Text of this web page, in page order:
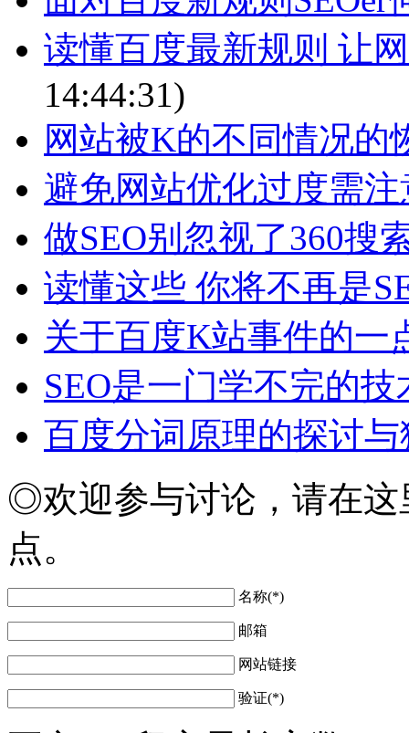
读懂百度最新规则 让
14:44:31)
网站被K的不同情况的
避免网站优化过度需
做SEO别忽视了360搜
读懂这些 你将不再是
关于百度K站事件的一
SEO是一门学不完的技
百度分词原理的探讨与
◎欢迎参与讨论，请在这
点。
名称(*)
邮箱
网站链接
验证(*)